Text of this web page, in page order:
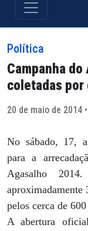
Política
Campanha
coletadas
20 de maio de 2014
No sábado, 17,
para a
Agasalho
aproximadamente
pelos cerca de
A abertura